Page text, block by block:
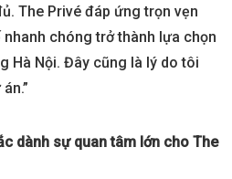
The Privé đáp ứng trọn vẹn
chóng trở thành lựa chọn
Hà Nội. Đây cũng là lý do tôi
dành sự quan tâm lớn cho The